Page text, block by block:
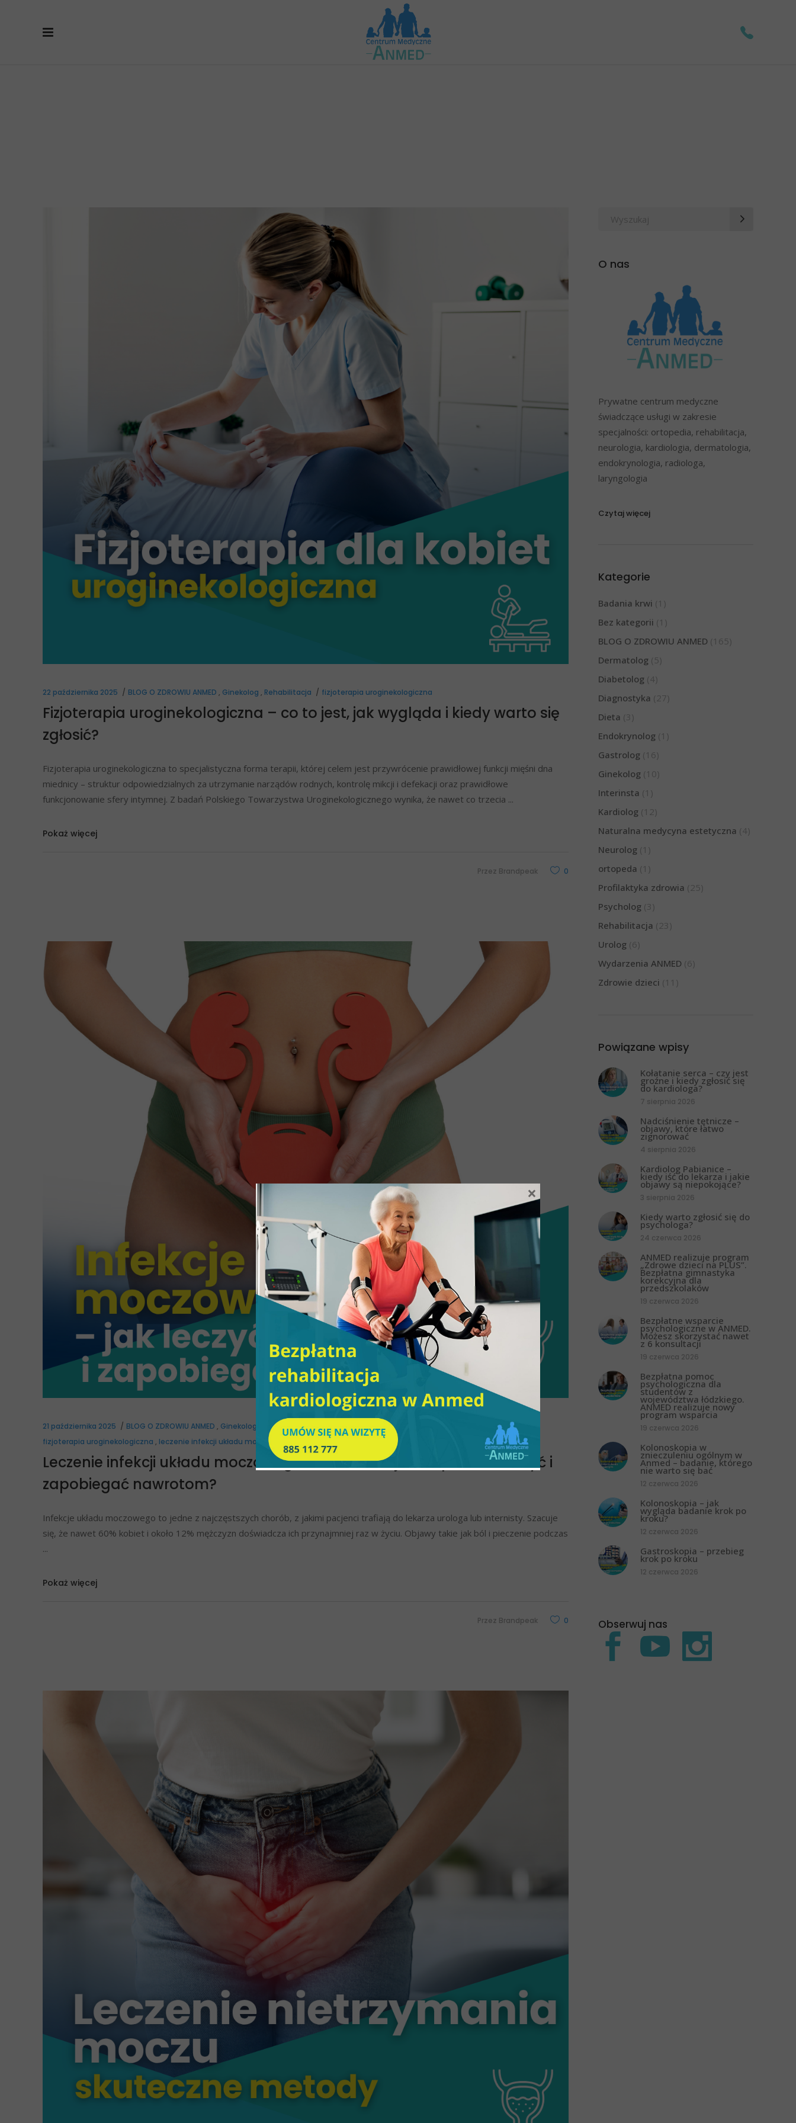
22 października 2025 BLOG O ZDROWIU ANMED , Ginekolog , Rehabilitacja fizjoterapia uroginekologiczna
Fizjoterapia uroginekologiczna – co to jest, jak wygląda i kiedy warto się
zgłosić?
Fizjoterapia uroginekologiczna to specjalistyczna forma terapii, której celem jest przywrócenie prawidłowej funkcji mięśni dna
miednicy – struktur odpowiedzialnych za utrzymanie narządów rodnych, kontrolę mikcji i defekacji oraz prawidłowe
funkcjonowanie sfery intymnej. Z badań Polskiego Towarzystwa Uroginekologicznego wynika, że nawet co trzecia
Pokaż więcej
Przez Brandpeak 0
21 października 2025 BLOG O ZDROWIU ANMED , Ginekolog Rehabilitacja ,Urolog
fizjoterapia uroginekologiczna , leczenie infekcji układu moczowego w Pabianicach Leczenie nietrzymania moczu Pabianice
Leczenie infekcji układu moczowego Pabianice – jak rozpoznać, leczyć i
zapobiegać nawrotom?
Infekcje układu moczowego to jedne z najczęstszych chorób, z jakimi pacjenci trafiają do lekarza urologa lub internisty. Szacuje
się, że nawet 60% kobiet i około 12% mężczyzn doświadcza ich przynajmniej raz w życiu. Objawy takie jak ból i pieczenie podczas
Pokaż więcej
Przez Brandpeak 0
Wyszukaj
O nas
Prywatne centrum medyczne
świadczące usługi w zakresie
specjalności: ortopedia, rehabilitacja,
neurologia, kardiologia, dermatologia,
endokrynologia, radiologa,
laryngologia
Czytaj więcej
Kategorie
Badania krwi (1)
Bez kategorii (1)
BLOG O ZDROWIU ANMED(165)
Dermatolog(5)
Diabetolog(4)
Diagnostyka (27)
Dieta (3)
Endokrynolog(1)
Gastrolog(16)
Ginekolog(10)
Interinsta (1)
Kardiolog(12)
Naturalna medycyna estetyczna (4)
Neurolog(1)
ortopeda (1)
Profilaktyka zdrowia (25)
Psycholog(3)
Rehabilitacja (23)
Urolog(6)
Wydarzenia ANMED(6)
Zdrowie dzieci (11)
Powiązane wpisy
Kołatanie serca – czy jest
groźne i kiedy zgłosić się
do kardiologa?
7 sierpnia 2026
Nadciśnienie tętnicze –
objawy, które łatwo
zignorować
4 sierpnia 2026
Kardiolog Pabianice –
kiedy iść do lekarza i jakie
objawy są niepokojące?
3 sierpnia 2026
Kiedy warto zgłosić się do
psychologa?
24 czerwca 2026
ANMED realizuje program
„Zdrowe dzieci na PLUS”.
Bezpłatna gimnastyka
korekcyjna dla
przedszkolaków
19 czerwca 2026
Bezpłatne wsparcie
psychologiczne w ANMED.
Możesz skorzystać nawet
z 6 konsultacji
19 czerwca 2026
Bezpłatna pomoc
psychologiczna dla
studentów z
województwa łódzkiego.
ANMED realizuje nowy
program wsparcia
19 czerwca 2026
Kolonoskopia w
znieczuleniu ogólnym w
Anmed – badanie, którego
nie warto się bać
12 czerwca 2026
Kolonoskopia – jak
wygląda badanie krok po
kroku?
12 czerwca 2026
Gastroskopia – przebieg
krok po kroku
12 czerwca 2026
Obserwuj nas
×